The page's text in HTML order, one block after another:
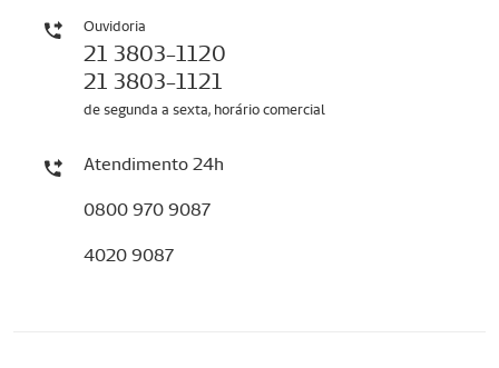
Ouvidoria
21 3803-1120
21 3803-1121
de segunda a sexta, horário comercial
Atendimento 24h
0800 970 9087
4020 9087